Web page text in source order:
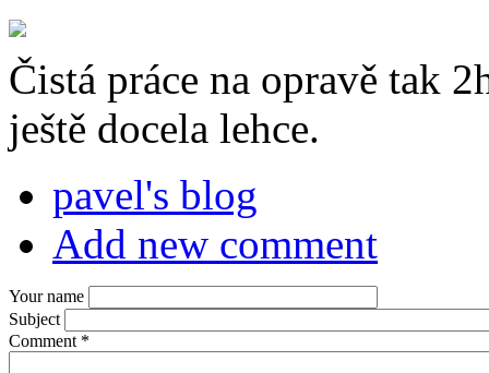
Čistá práce na opravě tak
ještě docela lehce.
pavel's blog
Add new comment
Your name
Subject
Comment *